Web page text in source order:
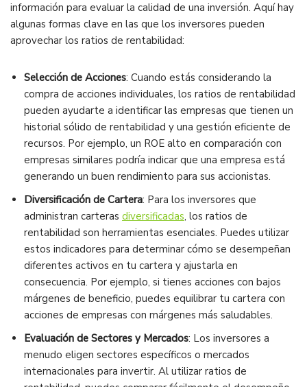
información para evaluar la calidad de una inversión. Aquí hay
algunas formas clave en las que los inversores pueden
aprovechar los ratios de rentabilidad:
Selección de Acciones: Cuando estás considerando la
compra de acciones individuales, los ratios de rentabilidad
pueden ayudarte a identificar las empresas que tienen un
historial sólido de rentabilidad y una gestión eficiente de
recursos. Por ejemplo, un ROE alto en comparación con
empresas similares podría indicar que una empresa está
generando un buen rendimiento para sus accionistas.
Diversificación de Cartera: Para los inversores que
administran carteras diversificadas, los ratios de
rentabilidad son herramientas esenciales. Puedes utilizar
estos indicadores para determinar cómo se desempeñan
diferentes activos en tu cartera y ajustarla en
consecuencia. Por ejemplo, si tienes acciones con bajos
márgenes de beneficio, puedes equilibrar tu cartera con
acciones de empresas con márgenes más saludables.
Evaluación de Sectores y Mercados: Los inversores a
menudo eligen sectores específicos o mercados
internacionales para invertir. Al utilizar ratios de